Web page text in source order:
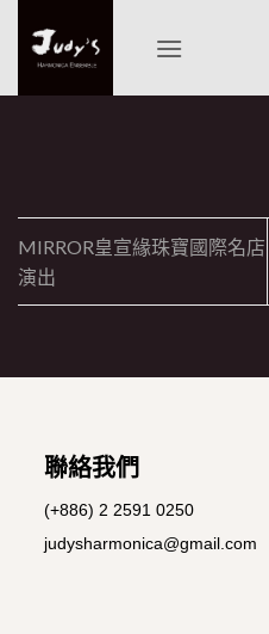
content
MIRROR皇宣緣珠寶國際名店
演出
聯絡我們
(+886) 2 2591 0250
judysharmonica@gmail.com